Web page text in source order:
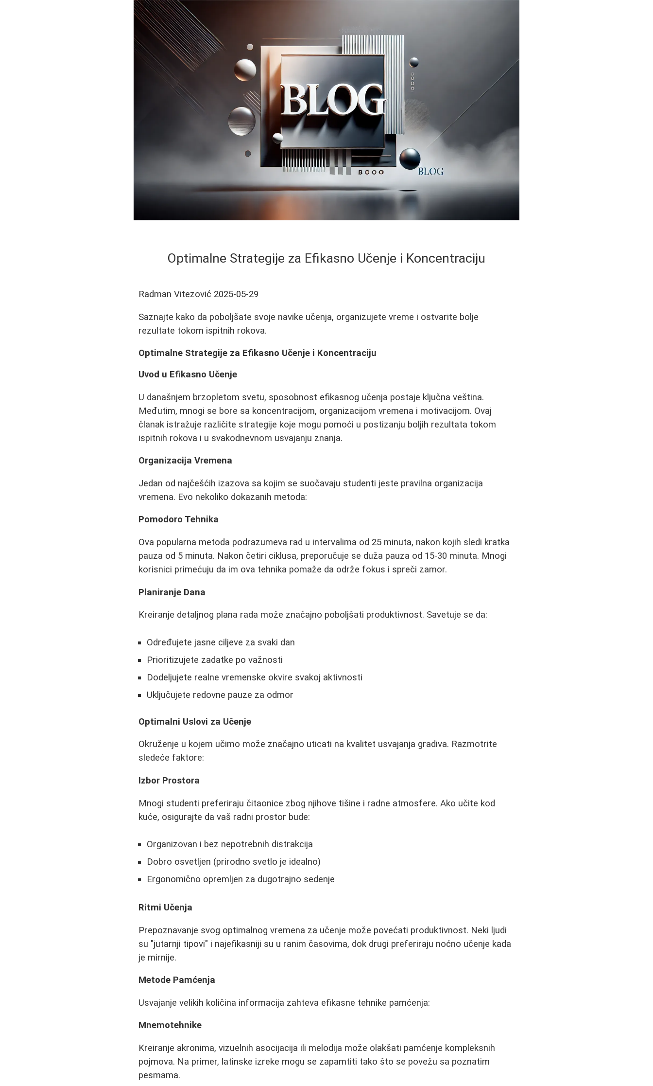
Optimalne Strategije za Efikasno Učenje i Koncentraciju
Radman Vitezović 2025-05-29
Saznajte kako da poboljšate svoje navike učenja, organizujete vreme i ostvarite bolje
rezultate tokom ispitnih rokova.
Optimalne Strategije za Efikasno Učenje i Koncentraciju
Uvod u Efikasno Učenje
U današnjem brzopletom svetu, sposobnost efikasnog učenja postaje ključna veština.
Međutim, mnogi se bore sa koncentracijom, organizacijom vremena i motivacijom. Ovaj
članak istražuje različite strategije koje mogu pomoći u postizanju boljih rezultata tokom
ispitnih rokova i u svakodnevnom usvajanju znanja.
Organizacija Vremena
Jedan od najčešćih izazova sa kojim se suočavaju studenti jeste pravilna organizacija
vremena. Evo nekoliko dokazanih metoda:
Pomodoro Tehnika
Ova popularna metoda podrazumeva rad u intervalima od 25 minuta, nakon kojih sledi kratka
pauza od 5 minuta. Nakon četiri ciklusa, preporučuje se duža pauza od 15-30 minuta. Mnogi
korisnici primećuju da im ova tehnika pomaže da održe fokus i spreči zamor.
Planiranje Dana
Kreiranje detaljnog plana rada može značajno poboljšati produktivnost. Savetuje se da:
Određujete jasne ciljeve za svaki dan
Prioritizujete zadatke po važnosti
Dodeljujete realne vremenske okvire svakoj aktivnosti
Uključujete redovne pauze za odmor
Optimalni Uslovi za Učenje
Okruženje u kojem učimo može značajno uticati na kvalitet usvajanja gradiva. Razmotrite
sledeće faktore:
Izbor Prostora
Mnogi studenti preferiraju čitaonice zbog njihove tišine i radne atmosfere. Ako učite kod
kuće, osigurajte da vaš radni prostor bude:
Organizovan i bez nepotrebnih distrakcija
Dobro osvetljen (prirodno svetlo je idealno)
Ergonomično opremljen za dugotrajno sedenje
Ritmi Učenja
Prepoznavanje svog optimalnog vremena za učenje može povećati produktivnost. Neki ljudi
su "jutarnji tipovi" i najefikasniji su u ranim časovima, dok drugi preferiraju noćno učenje kada
je mirnije.
Metode Pamćenja
Usvajanje velikih količina informacija zahteva efikasne tehnike pamćenja:
Mnemotehnike
Kreiranje akronima, vizuelnih asocijacija ili melodija može olakšati pamćenje kompleksnih
pojmova. Na primer, latinske izreke mogu se zapamtiti tako što se povežu sa poznatim
pesmama.